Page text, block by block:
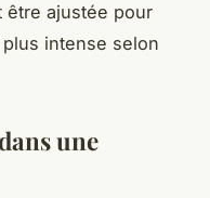
être ajustée pour
intense selon
une